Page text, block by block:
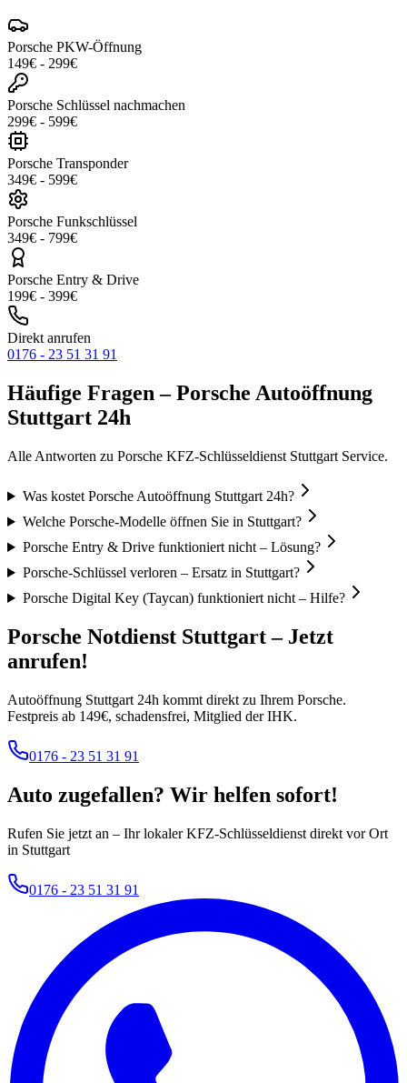
Porsche PKW-Öffnung
149€ - 299€
Porsche Schlüssel nachmachen
299€ - 599€
Porsche Transponder
349€ - 599€
Porsche Funkschlüssel
349€ - 799€
Porsche Entry & Drive
199€ - 399€
Direkt anrufen
0176 - 23 51 31 91
Häufige Fragen –Porsche Autoöffnung
Stuttgart 24h
Alle Antworten zu Porsche KFZ-Schlüsseldienst Stuttgart Service.
Was kostet Porsche Autoöffnung Stuttgart 24h?
Welche Porsche-Modelle öffnen Sie in Stuttgart?
Porsche Entry & Drive funktioniert nicht – Lösung?
Porsche-Schlüssel verloren – Ersatz in Stuttgart?
Porsche Digital Key (Taycan) funktioniert nicht – Hilfe?
Porsche Notdienst Stuttgart – Jetzt
anrufen!
Autoöffnung Stuttgart 24h kommt direkt zu Ihrem Porsche.
Festpreis ab 149€, schadensfrei, Mitglied der IHK.
0176 - 23 51 31 91
Auto zugefallen? Wir helfen sofort!
Rufen Sie jetzt an – Ihr lokaler KFZ-Schlüsseldienst direkt vor Ort
in Stuttgart
0176 - 23 51 31 91